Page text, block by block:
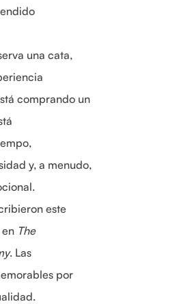
una cata,
comprando un
y, a menudo,
este
The
. Las
por